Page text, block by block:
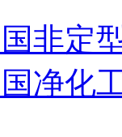
非定
净化